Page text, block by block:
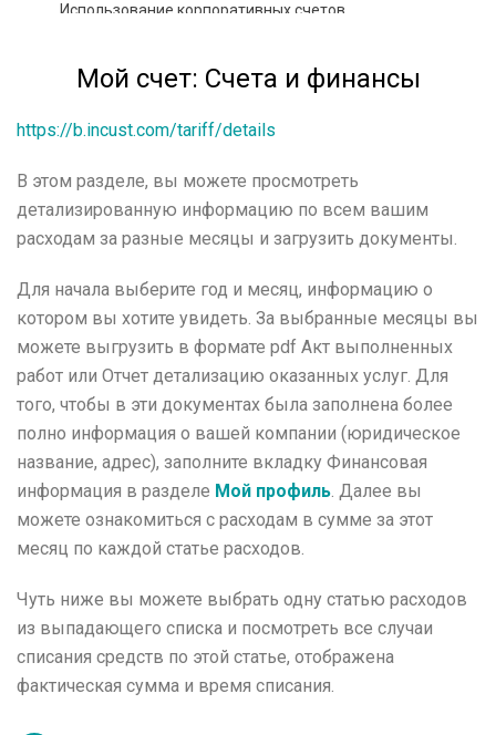
Использование корпоративных счетов
выпускать и продавать
Инструкция по настройке модуля Автоцистерны
Инструкция по настройке сложных схем
ценообразования
Обучение
Программы, интеграция и API
Практика и рекомендации
Частые вопросы
Глоссарий
Мой счет: Счета и финансы
https://b.incust.com/tariff/details
В этом разделе, вы можете просмотреть
детализированную информацию по всем вашим
расходам за разные месяцы и загрузить документы.
Для начала выберите год и месяц, информацию о
котором вы хотите увидеть. За выбранные месяцы вы
можете выгрузить в формате pdf Акт выполненных
работ или Отчет детализацию оказанных услуг. Для
того, чтобы в эти документах была заполнена более
полно информация о вашей компании (юридическое
название, адрес), заполните вкладку Финансовая
информация в разделе Мой профиль. Далее вы
можете ознакомиться с расходам в сумме за этот
месяц по каждой статье расходов.
Чуть ниже вы можете выбрать одну статью расходов
из выпадающего списка и посмотреть все случаи
списания средств по этой статье, отображена
фактическая сумма и время списания.